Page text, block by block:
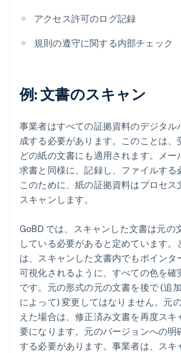
アクセス許可のログ記録
規則の遵守に関する内部チェック
例: 文書のスキャン
事業者はすべての証拠資料のデジタル
成する必要があります。このことは、
どの紙の文書にも適用されます。メ
求書と同様に、記録し、ファイルする
このために、紙の証拠資料はプロセス
スキャンします。
GoBD では、スキャンした文書は元の
している必要があると定めています
は、スキャンした文書内でもポインタ
可視化されるように、すべての色を確
です。元の形式の元の文書を後で (追
によって) 変更してはなりません。元
えた場合は、修正済み文書を再度ス
要になります。元のバージョンへの明
する必要があります。事業者は、スキ